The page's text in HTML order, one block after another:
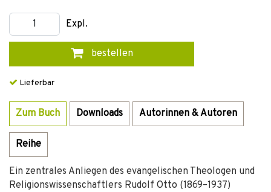
Expl.
bestellen
Lieferbar
Zum Buch Downloads Autorinnen & Autoren
Reihe
Ein zentrales Anliegen des evangelischen Theologen und
Religionswissenschaftlers Rudolf Otto (1869–1937)